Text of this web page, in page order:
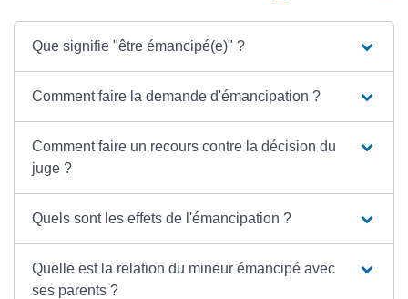
Que signifie "être émancipé(e)" ?
Comment faire la demande d'émancipation ?
Comment faire un recours contre la décision du
juge ?
Quels sont les effets de l'émancipation ?
Quelle est la relation du mineur émancipé avec
ses parents ?